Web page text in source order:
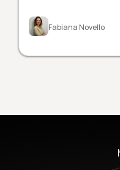
Fabiana Novello